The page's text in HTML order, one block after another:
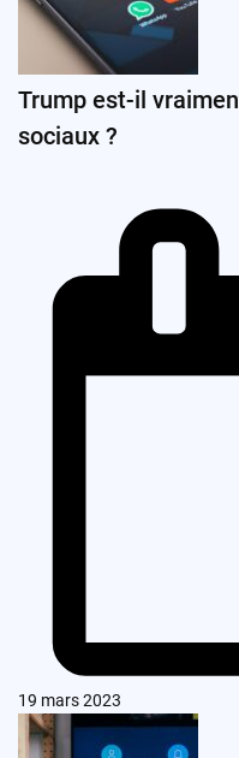
Trump est-il
sociaux ?
19 mars 2023